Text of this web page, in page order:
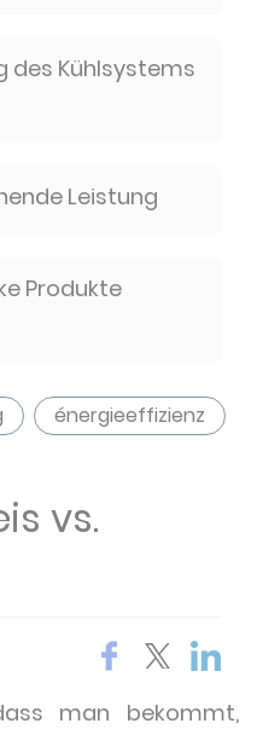
des Kühlsystems
Leistung
Produkte
énergieeffizienz
vs.
man bekommt,